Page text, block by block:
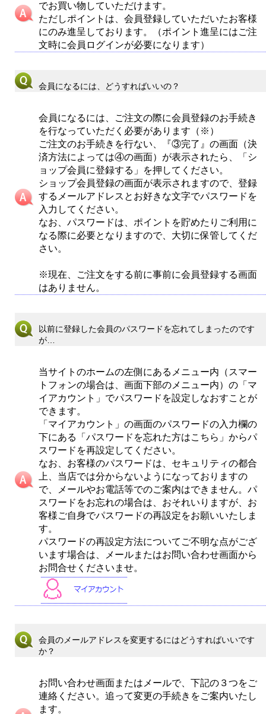
でお買い物していただけます。
ただしポイントは、会員登録していただいたお客様
にのみ進呈しております。（ポイント進呈にはご注
文時に会員ログインが必要になります）
会員になるには、どうすればいいの？
会員になるには、ご注文の際に会員登録のお手続き
を行なっていただく必要があります（※）
ご注文のお手続きを行ない、『③完了』の画面（決
済方法によっては④の画面）が表示されたら、「シ
ョップ会員に登録する」を押してください。
ショップ会員登録の画面が表示されますので、登録
するメールアドレスとお好きな文字でパスワードを
入力してください。
なお、パスワードは、ポイントを貯めたりご利用に
なる際に必要となりますので、大切に保管してくだ
さい。
※現在、ご注文をする前に事前に会員登録する画面
はありません。
以前に登録した会員のパスワードを忘れてしまったのです
が…
当サイトのホームの左側にあるメニュー内（スマー
トフォンの場合は、画面下部のメニュー内）の「マ
イアカウント」でパスワードを設定しなおすことが
できます。
「マイアカウント」の画面のパスワードの入力欄の
下にある「パスワードを忘れた方はこちら」からパ
スワードを再設定してください。
なお、お客様のパスワードは、セキュリティの都合
上、当店では分からないようになっておりますの
で、メールやお電話等でのご案内はできません。パ
スワードをお忘れの場合は、おそれいりますが、お
客様ご自身でパスワードの再設定をお願いいたしま
す。
パスワードの再設定方法についてご不明な点がござ
います場合は、メールまたはお問い合わせ画面から
お問合せくださいませ。
会員のメールアドレスを変更するにはどうすればいいです
か？
お問い合わせ画面またはメールで、下記の３つをご
連絡ください。追って変更の手続きをご案内いたし
ます。